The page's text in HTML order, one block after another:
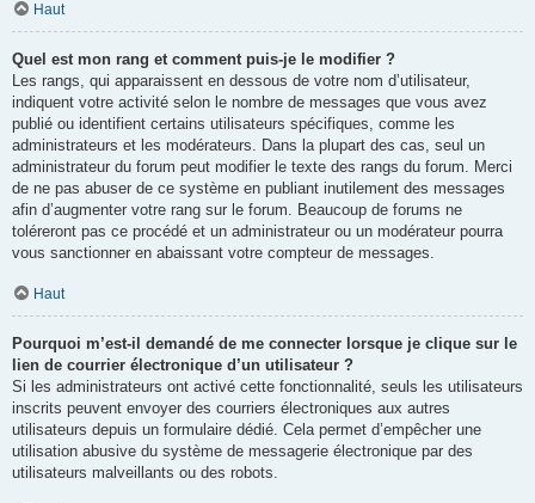
Haut
Quel est mon rang et comment puis-je le modifier ?
Les rangs, qui apparaissent en dessous de votre nom d’utilisateur,
indiquent votre activité selon le nombre de messages que vous avez
publié ou identifient certains utilisateurs spécifiques, comme les
administrateurs et les modérateurs. Dans la plupart des cas, seul un
administrateur du forum peut modifier le texte des rangs du forum. Merci
de ne pas abuser de ce système en publiant inutilement des messages
afin d’augmenter votre rang sur le forum. Beaucoup de forums ne
toléreront pas ce procédé et un administrateur ou un modérateur pourra
vous sanctionner en abaissant votre compteur de messages.
Haut
Pourquoi m’est-il demandé de me connecter lorsque je clique sur le
lien de courrier électronique d’un utilisateur ?
Si les administrateurs ont activé cette fonctionnalité, seuls les utilisateurs
inscrits peuvent envoyer des courriers électroniques aux autres
utilisateurs depuis un formulaire dédié. Cela permet d’empêcher une
utilisation abusive du système de messagerie électronique par des
utilisateurs malveillants ou des robots.